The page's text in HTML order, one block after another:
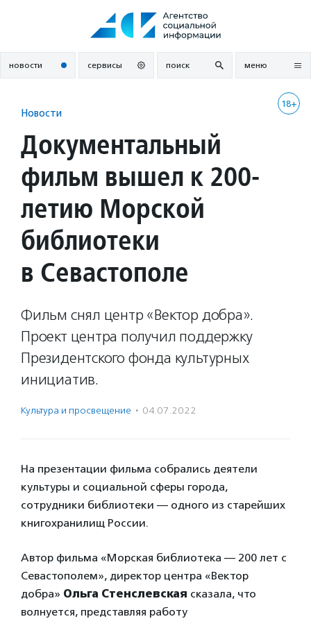
новости сервисы поиск меню
18+
Новости
Документальный
фильм вышел к 200-
летию Морской
библиотеки
в Севастополе
Фильм снял центр «Вектор добра».
Проект центра получил поддержку
Президентского фонда культурных
инициатив.
Культура и просвещение · 04.07.2022
На презентации фильма собрались деятели
культуры и социальной сферы города,
сотрудники библиотеки — одного из старейших
книгохранилищ России.
Автор фильма «Морская библиотека — 200 лет с
Севастополем», директор центра «Вектор
добра» Ольга Стенслевская сказала, что
волнуется, представляя работу